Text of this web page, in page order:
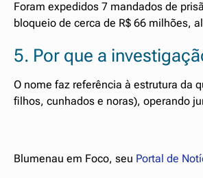
Foram expedidos 7 mandados de
bloqueio de cerca de R$ 66 milhões,
5. Por que a
O nome faz referência à estrutura da
filhos, cunhados e noras), operando
Blumenau em Foco, seu Portal de